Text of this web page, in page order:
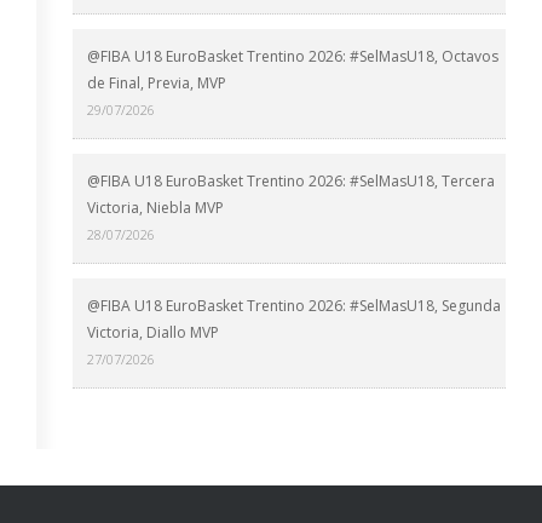
@FIBA U18 EuroBasket Trentino 2026: #SelMasU18, Octavos
de Final, Previa, MVP
29/07/2026
@FIBA U18 EuroBasket Trentino 2026: #SelMasU18, Tercera
Victoria, Niebla MVP
28/07/2026
@FIBA U18 EuroBasket Trentino 2026: #SelMasU18, Segunda
Victoria, Diallo MVP
27/07/2026